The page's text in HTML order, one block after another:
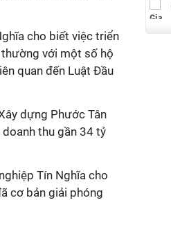
cho biết việc triển
với một số hộ
quan đến Luật Đầu
dựng Phước Tân
thu gần 34 tỷ
Tín Nghĩa cho
cơ bản giải phóng